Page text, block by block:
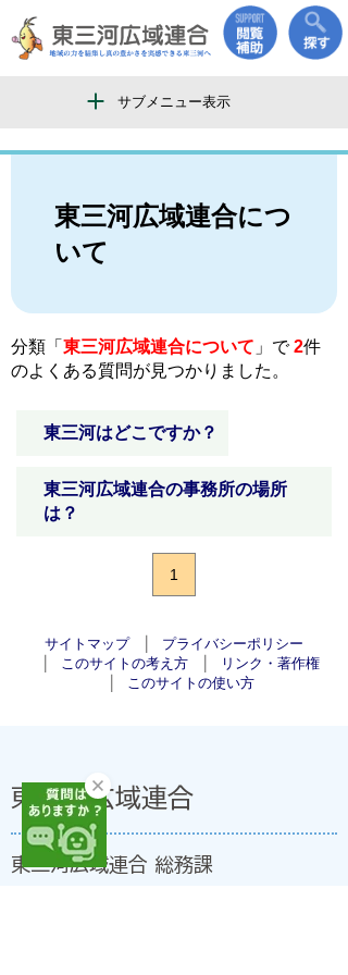
サブメニュー表示
東三河広域連合につ
いて
分類「 東三河広域連合について 」で2件
のよくある質問が見つかりました。
東三河はどこですか？
東三河広域連合の事務所の場所
は？
1
サイトマップ
プライバシーポリシー
このサイトの考え方
リンク・著作権
このサイトの使い方
東三河広域連合
東三河広域連合 総務課